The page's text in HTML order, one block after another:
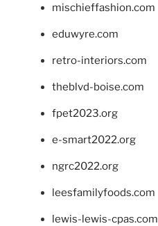
mischieffashion.com
eduwyre.com
retro-interiors.com
theblvd-boise.com
fpet2023.org
e-smart2022.org
ngrc2022.org
leesfamilyfoods.com
lewis-lewis-cpas.com